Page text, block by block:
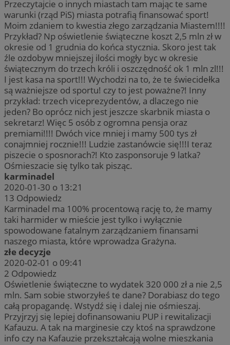
Przeczytajcie o innych miastach tam mając te same
warunki (rząd PiS) miasta potrafią finansować sport!
Moim zdaniem to kwestia złego zarządzania Miastem!!!!
Przykład? Np oświetlenie świąteczne koszt 2,5 mln zł w
okresie od 1 grudnia do końca stycznia. Skoro jest tak
źle ozdobyw mniejszej ilości mogły byc w okresie
świątecznym do trzech króli i oszczędność ok 1 mln zl!!!
I jest kasa na sport!!! Wychodzi na to, że te świecidełka
są ważniejsze od sportu! czy to jest poważne?! Inny
przykład: trzech viceprezydentów, a dlaczego nie
jeden? Bo oprócz nich jest jeszcze skarbnik miasta o
sekretarz! Więc 5 osób z ogromna pensja oraz
premiami!!!! Dwóch vice mniej i mamy 500 tys zł
conajmniej rocznie!!! Ludzie zastanówcie się!!!I teraz
piszecie o sposnorach?! Kto zasponsoruje 9 latka?
Ośmieszacie się tylko tak pisząc.
karminadel
2020-01-30 o 13:21
13 Odpowiedz
Karminadel ma 100% procentową rację to, że mamy
taki harmider w mieście jest tylko i wyłącznie
spowodowane fatalnym zarządzaniem finansami
naszego miasta, które wprowadza Grażyna.
złe decyzje
2020-02-01 o 09:41
2 Odpowiedz
Oświetlenie świąteczne to wydatek 320 000 zł a nie 2,5
mln. Sam sobie stworzyłeś te dane? Dorabiasz do tego
całą propagandę. Wstydź się i dalej nie ośmieszaj.
Przyjrzyj się lepiej dofinansowaniu PUP i rewitalizacji
Kafauzu. A tak na marginesie czy ktoś na sprawdzone
info czy na Kafauzie przekształcają wolne mieszkania